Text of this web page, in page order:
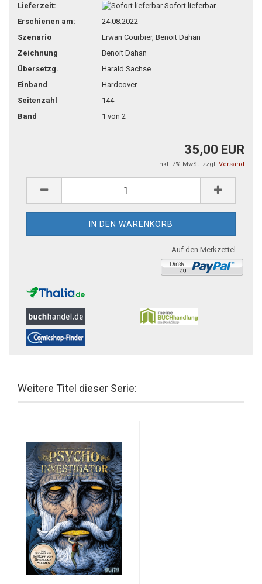
Lieferzeit:
Sofort lieferbar
Erschienen am:
24.08.2022
Szenario
Erwan Courbier, Benoit Dahan
Zeichnung
Benoit Dahan
Übersetzg.
Harald Sachse
Einband
Hardcover
Seitenzahl
144
Band
1 von 2
35,00 EUR
inkl. 7% MwSt. zzgl. Versand
Auf den Merkzettel
Weitere Titel dieser Serie: